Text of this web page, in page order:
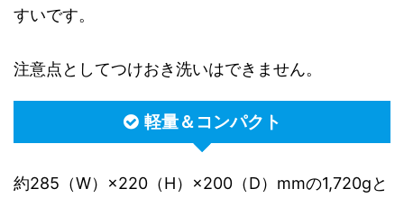
すいです。
注意点としてつけおき洗いはできません。
軽量＆コンパクト
約285（W）×220（H）×200（D）mmの1,720gと